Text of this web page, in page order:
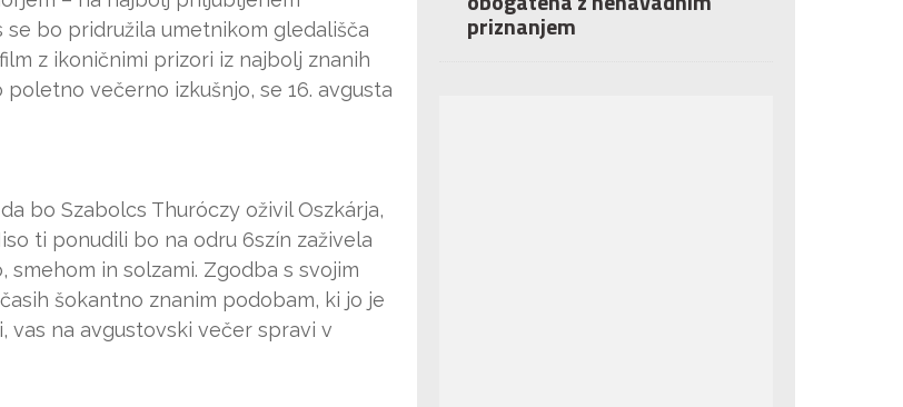
se bo pridružila umetnikom gledališča
z ikoničnimi prizori iz najbolj znanih
večerno izkušnjo, se 16. avgusta
bo Szabolcs Thuróczy oživil Oszkárja,
ti ponudili bo na odru 6szín zaživela
in solzami. Zgodba s svojim
šokantno znanim podobam, ki jo je
vas na avgustovski večer spravi v
priznanjem